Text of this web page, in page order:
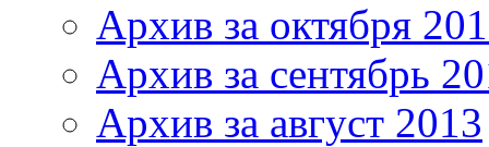
Архив за октября
Архив за сентябрь
Архив за август 2013